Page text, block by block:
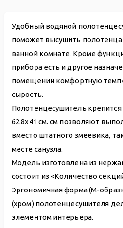
Удобный водяной
поможет высушить полотенца
ванной комнате. Кроме
прибора есть и другое
помещении комфортную
сырость.
Полотенцесушитель крепится
62.8х41 см. см позволяют
вместо штатного змеевика,
месте санузла.
Модель изготовлена из
состоит из <Количество
Эргономичная форма (М-
(хром) полотенцесушителя
элементом интерьера.